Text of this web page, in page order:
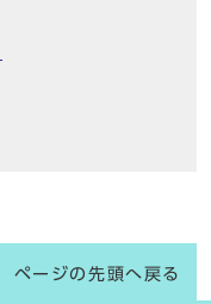
ページの先頭へ戻る